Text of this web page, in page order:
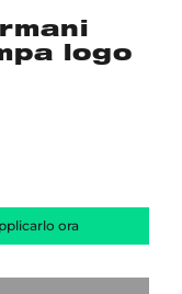
logo
ora